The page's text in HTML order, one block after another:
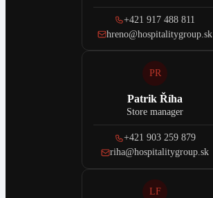
+421 917 488 811
hreno@hospitalitygroup.sk
PR
Patrik Říha
Store manager
+421 903 259 879
riha@hospitalitygroup.sk
LF